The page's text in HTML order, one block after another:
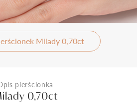
Milady 0,70ct
pierścionka
0,70ct